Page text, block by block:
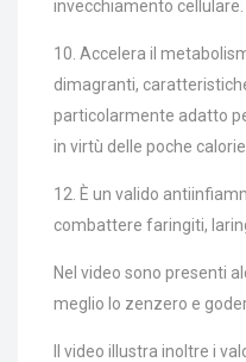
invecchiamento cellulare.
10. Accelera il
dimagranti,
particolarmente adatto
in virtù delle poche
12. È un valido
combattere faringiti,
Nel video sono presenti
meglio lo zenzero e
Il video illustra inoltre i